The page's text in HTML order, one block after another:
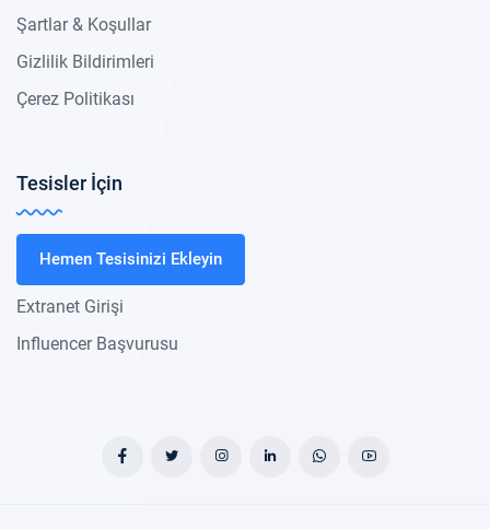
Şartlar & Koşullar
Gizlilik Bildirimleri
Çerez Politikası
Tesisler İçin
Hemen Tesisinizi Ekleyin
Extranet Girişi
Influencer Başvurusu